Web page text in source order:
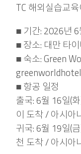
TC 해외실습교
■ 기간: 2026년
■ 장소: 대만 타
■ 숙소: Green
■ 항공 일정
출국: 6월 16일(
이 도착 / 아시아
귀국: 6월 19일(
천 도착 / 아시아